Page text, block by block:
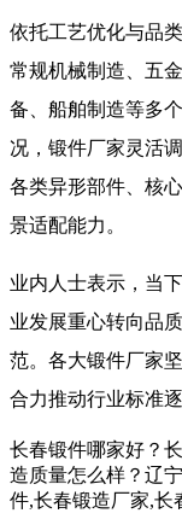
依托工艺优化与品
常规机械制造、五
备、船舶制造等多
况，锻件厂家灵活
各类异形部件、核
景适配能力。
业内人士表示，当
业发展重心转向品
范。各大锻件厂家
合力推动行业标准逐
长春锻件哪家好？
造质量怎么样？辽
件,长春锻造厂家,长